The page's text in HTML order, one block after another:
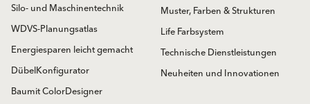
Silo- und Maschinentechnik
WDVS-Planungsatlas
Energiesparen leicht gemacht
DübelKonfigurator
Baumit ColorDesigner
Muster, Farben & Strukturen
Life Farbsystem
Technische Dienstleistungen
Neuheiten und Innovationen